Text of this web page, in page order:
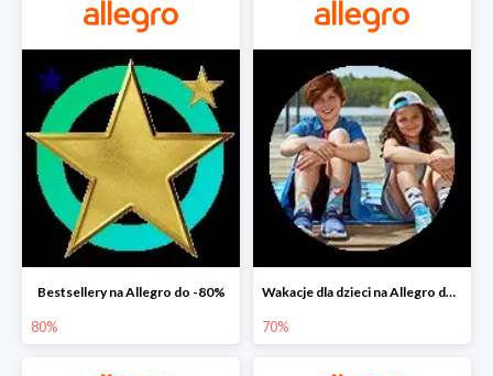
Bestsellery na Allegro do -80%
80%
Wakacje dla dzieci na Allegro do -70%
70%